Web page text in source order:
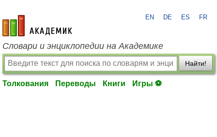
academic.ru
EN DE ES FR
Словари и энциклопедии на Академике
Найти!
Толкования Переводы Книги Игры ⚽